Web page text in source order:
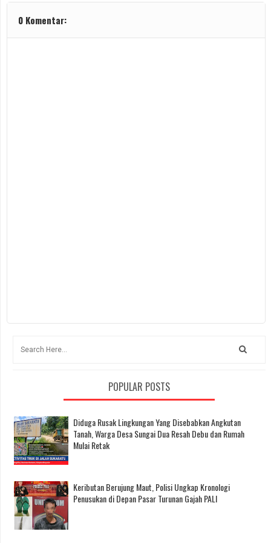
0 Komentar:
POPULAR POSTS
Diduga Rusak Lingkungan Yang Disebabkan Angkutan
Tanah, Warga Desa Sungai Dua Resah Debu dan Rumah
Mulai Retak
Keributan Berujung Maut, Polisi Ungkap Kronologi
Penusukan di Depan Pasar Turunan Gajah PALI